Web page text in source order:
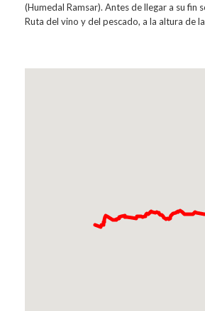
(Humedal Ramsar). Antes de llegar a su fin
Ruta del vino y del pescado, a la altura de